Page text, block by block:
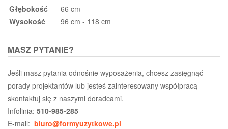
Głębokość
66 cm
Wysokość
96 cm - 118 cm
MASZ PYTANIE?
Jeśli masz pytania odnośnie wyposażenia, chcesz zasięgnąć
porady projektantów lub jesteś zainteresowany współpracą -
skontaktuj się z naszymi doradcami.
Infolinia: 510-985-285
E-mail: biuro@formyuzytkowe.pl